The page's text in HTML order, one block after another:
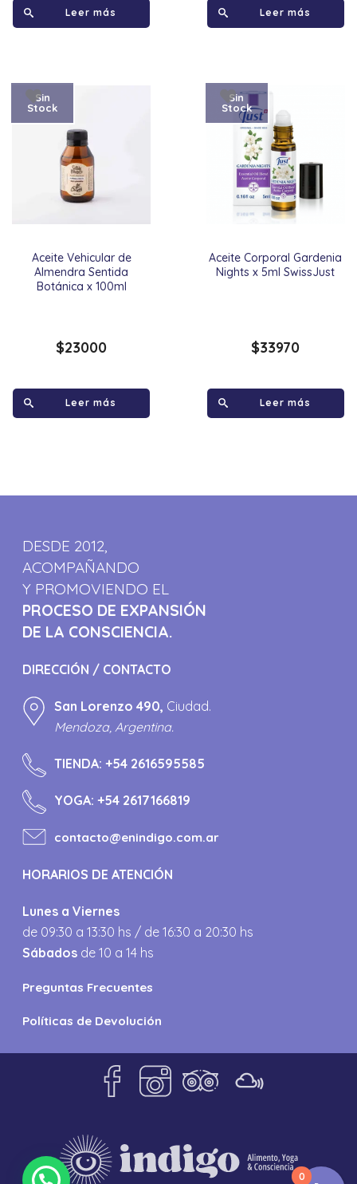
Leer más Leer más
Aceite Vehicular de
Almendra Sentida
Botánica x 100ml
Sin
Stock
$23000
Leer más
Aceite Corporal Gardenia
Nights x 5ml SwissJust
Sin
Stock
$33970
Leer más
DESDE 2012,
ACOMPAÑANDO
Y PROMOVIENDO EL
PROCESO DE EXPANSIÓN
DE LA CONSCIENCIA.
DIRECCIÓN / CONTACTO
San Lorenzo 490, Ciudad.
Mendoza, Argentina.
TIENDA:+54 2616595585
YOGA:+54 2617166819
contacto@enindigo.com.ar
HORARIOS DE ATENCIÓN
Lunes a Viernes
de 09:30 a 13:30 hs / de 16:30 a 20:30 hs
Sábados de 10 a 14 hs
Preguntas Frecuentes
Políticas de Devolución
0